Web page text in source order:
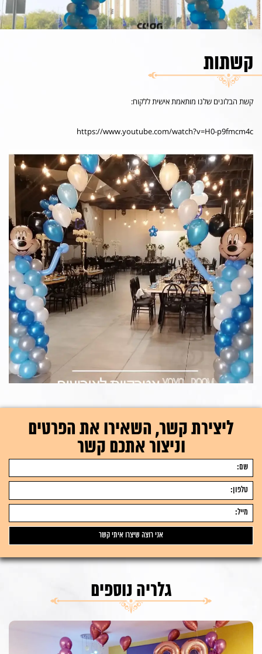
קשתות
קשת הבלונים שלנו מותאמת אישית ללקוח:
https://www.youtube.com/watch?v=H0-p9fmcm4c
ליצירת קשר, השאירו את הפרטים
וניצור אתכם קשר
גלריה נוספים